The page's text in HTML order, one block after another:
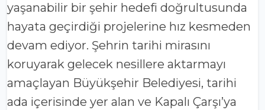
yaşanabilir bir şehir hedefi doğrultusunda
hayata geçirdiği projelerine hız kesmeden
devam ediyor. Şehrin tarihi mirasını
koruyarak gelecek nesillere aktarmayı
amaçlayan Büyükşehir Belediyesi, tarihi
ada içerisinde yer alan ve Kapalı Çarşı’ya